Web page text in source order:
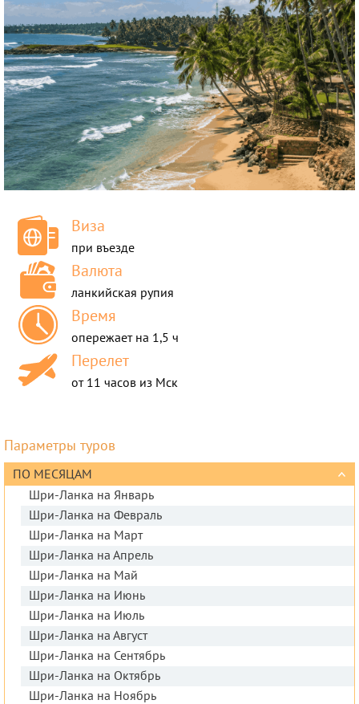
Россия
Таиланд
Турция
Узбекистан
Шри-Ланка
Виза
при въезде
Валюта
ланкийская рупия
Время
опережает на 1,5 ч
Перелет
от 11 часов из Мск
Параметры туров
ПО МЕСЯЦАМ
Шри-Ланка на Январь
Шри-Ланка на Февраль
Шри-Ланка на Март
Шри-Ланка на Апрель
Шри-Ланка на Май
Шри-Ланка на Июнь
Шри-Ланка на Июль
Шри-Ланка на Август
Шри-Ланка на Сентябрь
Шри-Ланка на Октябрь
Шри-Ланка на Ноябрь